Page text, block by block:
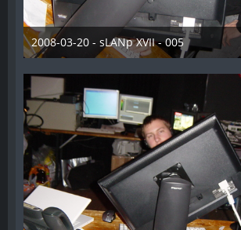
2008-03-20 - sLANp XVII - 005
28. Dezember 2012